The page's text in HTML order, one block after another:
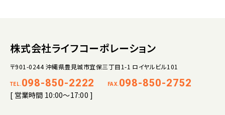
株式会社ライフコーポレーション
〒901-0244 沖縄県豊見城市宜保三丁目1-1 ロイヤルビル101
TEL. 098-850-2222 FAX. 098-850-2752
[ 営業時間 10:00～17:00 ]